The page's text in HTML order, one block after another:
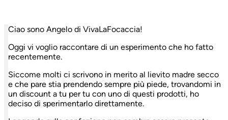
Ciao sono Angelo di VivaLaFocaccia!
Oggi vi voglio raccontare di un esperimento che ho fatto
recentemente.
Siccome molti ci scrivono in merito al lievito madre secco
e che pare stia prendendo sempre più piede, trovandomi in
un discount a tu per tu con uno di questi prodotti, ho
deciso di sperimentarlo direttamente.